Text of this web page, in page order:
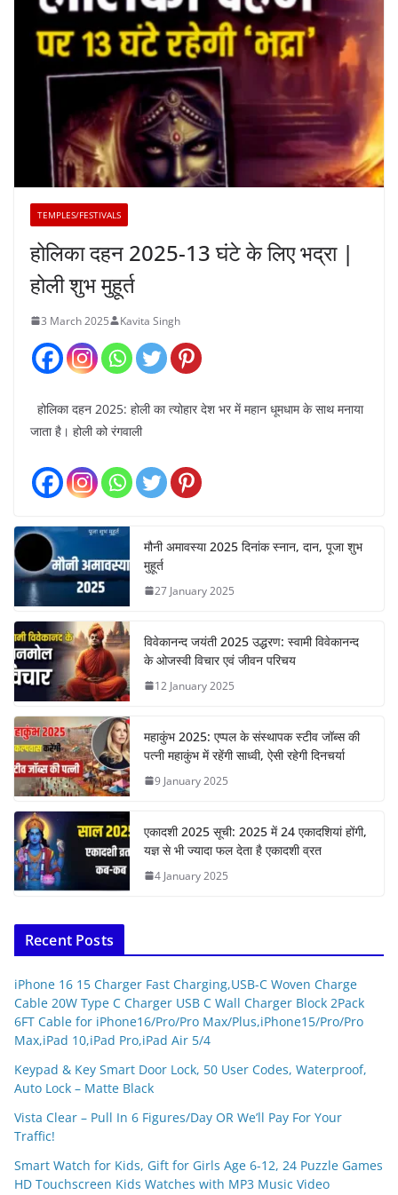
TEMPLES/FESTIVALS
होलिका दहन 2025-13 घंटे के लिए भद्रा |
होली शुभ मुहूर्त
3 March 2025 Kavita Singh
होलिका दहन 2025: होली का त्योहार देश भर में महान धूमधाम के साथ मनाया
जाता है। होली को रंगवाली
मौनी अमावस्या 2025 दिनांक स्नान, दान, पूजा शुभ
मुहूर्त
27 January 2025
विवेकानन्द जयंती 2025 उद्धरण: स्वामी विवेकानन्द
के ओजस्वी विचार एवं जीवन परिचय
12 January 2025
महाकुंभ 2025: एप्पल के संस्थापक स्टीव जॉब्स की
पत्नी महाकुंभ में रहेंगी साध्वी, ऐसी रहेगी दिनचर्या
9 January 2025
एकादशी 2025 सूची: 2025 में 24 एकादशियां होंगी,
यज्ञ से भी ज्यादा फल देता है एकादशी व्रत
4 January 2025
Recent Posts
iPhone 16 15 Charger Fast Charging,USB-C Woven Charge
Cable 20W Type C Charger USB C Wall Charger Block 2Pack
6FT Cable for iPhone16/Pro/Pro Max/Plus,iPhone15/Pro/Pro
Max,iPad 10,iPad Pro,iPad Air 5/4
Keypad & Key Smart Door Lock, 50 User Codes, Waterproof,
Auto Lock – Matte Black
Vista Clear – Pull In 6 Figures/Day OR We’ll Pay For Your
Traffic!
Smart Watch for Kids, Gift for Girls Age 6-12, 24 Puzzle Games
HD Touchscreen Kids Watches with MP3 Music Video